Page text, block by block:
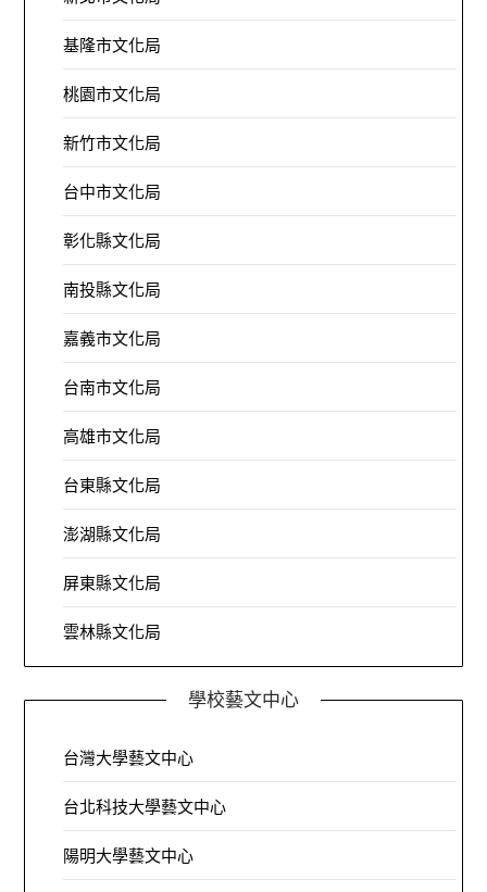
基隆市文化局
桃園市文化局
新竹市文化局
台中市文化局
彰化縣文化局
南投縣文化局
嘉義市文化局
台南市文化局
高雄市文化局
台東縣文化局
澎湖縣文化局
屏東縣文化局
雲林縣文化局
學校藝文中心
台灣大學藝文中心
台北科技大學藝文中心
陽明大學藝文中心